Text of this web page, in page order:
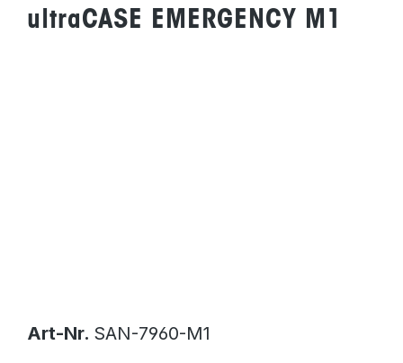
ultraCASE EMERGENCY M1
Art-Nr. SAN-7960-M1